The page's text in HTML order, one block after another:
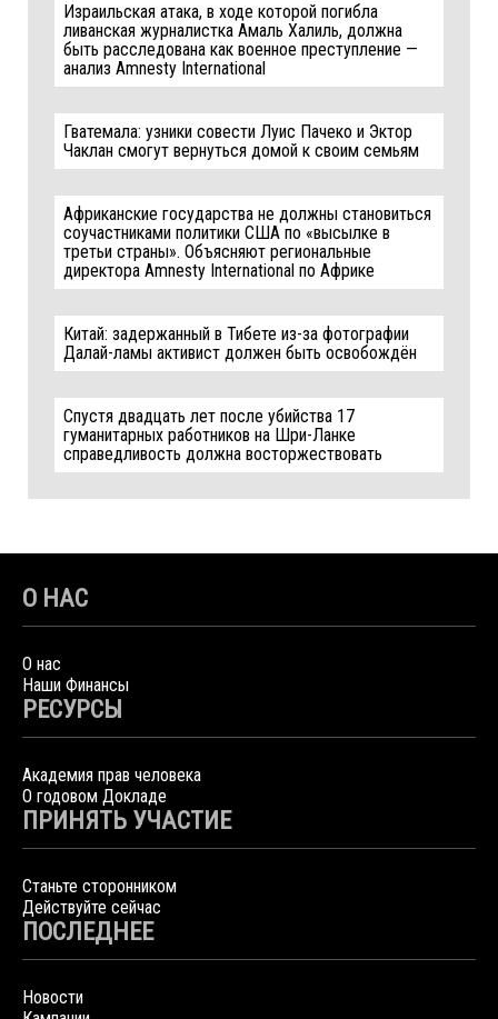
Израильская атака, в ходе которой погибла
ливанская журналистка Амаль Халиль, должна
быть расследована как военное преступление —
анализ Amnesty International
Гватемала: узники совести Луис Пачеко и Эктор
Чаклан смогут вернуться домой к своим семьям
Африканские государства не должны становиться
соучастниками политики США по «высылке в
третьи страны». Объясняют региональные
директора Amnesty International по Африке
Китай: задержанный в Тибете из-за фотографии
Далай-ламы активист должен быть освобождён
Спустя двадцать лет после убийства 17
гуманитарных работников на Шри-Ланке
справедливость должна восторжествовать
О НАС
О нас
Наши Финансы
РЕСУРСЫ
Академия прав человека
О годовом Докладе
ПРИНЯТЬ УЧАСТИЕ
Станьте сторонником
Действуйте сейчас
ПОСЛЕДНЕЕ
Новости